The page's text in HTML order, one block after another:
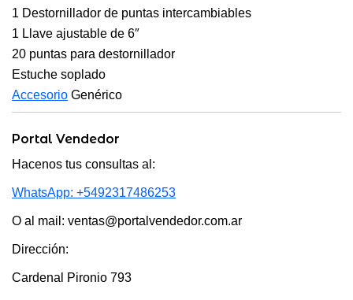
1 Destornillador de puntas intercambiables
1 Llave ajustable de 6″
20 puntas para destornillador
Estuche soplado
Accesorio Genérico
Portal Vendedor
Hacenos tus consultas al:
WhatsApp: +5492317486253
O al mail: ventas@portalvendedor.com.ar
Dirección:
Cardenal Pironio 793